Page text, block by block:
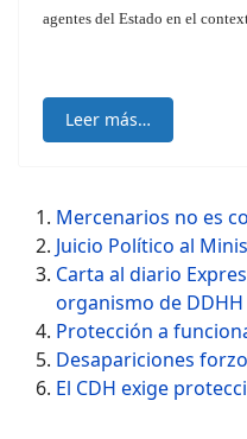
agentes del Estado en el
Leer más…
Mercenarios no es
Juicio Político al
Carta al diario
organismo de DDHH
Protección a
Desapariciones
El CDH exige